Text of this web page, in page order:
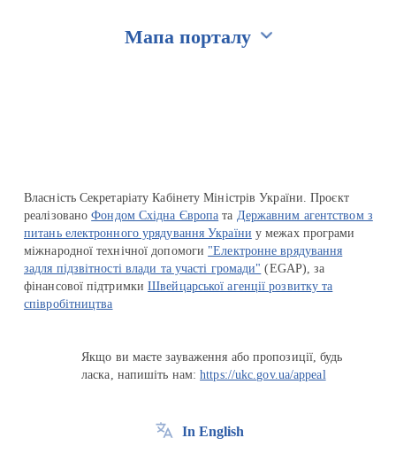
Мапа порталу
Власність Секретаріату Кабінету Міністрів України. Проєкт
реалізованоФондом Східна Європа та Державним агентством з
питань електронного урядування України у межах програми
міжнародної технічної допомоги "Електронне врядування
задля підзвітності влади та участі громади" (EGAP), за
фінансової підтримкиШвейцарської агенції розвитку та
співробітництва
Якщо ви маєте зауваження або пропозиції, будь
ласка, напишіть нам:https://ukc.gov.ua/appeal
In English